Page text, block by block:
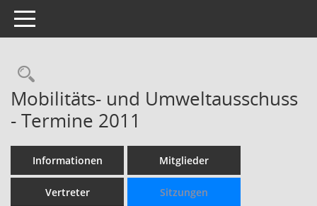
Toggle navigation
Rechercheauswahl
Mobilitäts- und Umweltausschuss
- Termine 2011
Informationen Mitglieder
Vertreter Sitzungen